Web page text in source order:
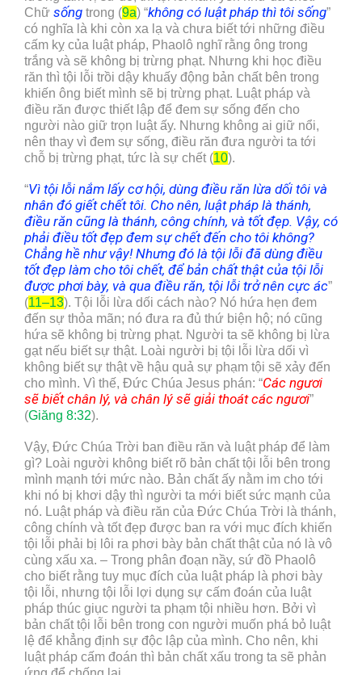
Chữ sống trong (9a) “không có luật pháp thì tôi sống”
có nghĩa là khi còn xa lạ và chưa biết tới những điều
cấm kỵ của luật pháp, Phaolô nghĩ rằng ông trong
trắng và sẽ không bị trừng phạt. Nhưng khi học điều
răn thì tội lỗi trồi dậy khuấy động bản chất bên trong
khiến ông biết mình sẽ bị trừng phạt. Luật pháp và
điều răn được thiết lập để đem sự sống đến cho
người nào giữ trọn luật ấy. Nhưng không ai giữ nổi,
nên thay vì đem sự sống, điều răn đưa người ta tới
chỗ bị trừng phạt, tức là sự chết (10).
“Vì tội lỗi nắm lấy cơ hội, dùng điều răn lừa dối tôi và
nhân đó giết chết tôi. Cho nên, luật pháp là thánh,
điều răn cũng là thánh, công chính, và tốt đẹp. Vậy, có
phải điều tốt đẹp đem sự chết đến cho tôi không?
Chẳng hề như vậy! Nhưng đó là tội lỗi đã dùng điều
tốt đẹp làm cho tôi chết, để bản chất thật của tội lỗi
được phơi bày, và qua điều răn, tội lỗi trở nên cực ác”
(11–13). Tội lỗi lừa dối cách nào? Nó hứa hẹn đem
đến sự thỏa mãn; nó đưa ra đủ thứ biện hộ; nó cũng
hứa sẽ không bị trừng phạt. Người ta sẽ không bị lừa
gạt nếu biết sự thật. Loài người bị tội lỗi lừa dối vì
không biết sự thật về hậu quả sự phạm tội sẽ xảy đến
cho mình. Vì thế, Đức Chúa Jesus phán: “Các ngươi
sẽ biết chân lý, và chân lý sẽ giải thoát các ngươi”
(Giăng 8:32).
Vậy, Đức Chúa Trời ban điều răn và luật pháp để làm
gì? Loài người không biết rõ bản chất tội lỗi bên trong
mình mạnh tới mức nào. Bản chất ấy nằm im cho tới
khi nó bị khơi dậy thì người ta mới biết sức mạnh của
nó. Luật pháp và điều răn của Đức Chúa Trời là thánh,
công chính và tốt đẹp được ban ra với mục đích khiến
tội lỗi phải bị lôi ra phơi bày bản chất thật của nó là vô
cùng xấu xa. – Trong phân đoạn nầy, sứ đồ Phaolô
cho biết rằng tuy mục đích của luật pháp là phơi bày
tội lỗi, nhưng tội lỗi lợi dụng sự cấm đoán của luật
pháp thúc giục người ta phạm tội nhiều hơn. Bởi vì
bản chất tội lỗi bên trong con người muốn phá bỏ luật
lệ để khẳng định sự độc lập của mình. Cho nên, khi
luật pháp cấm đoán thì bản chất xấu trong ta sẽ phản